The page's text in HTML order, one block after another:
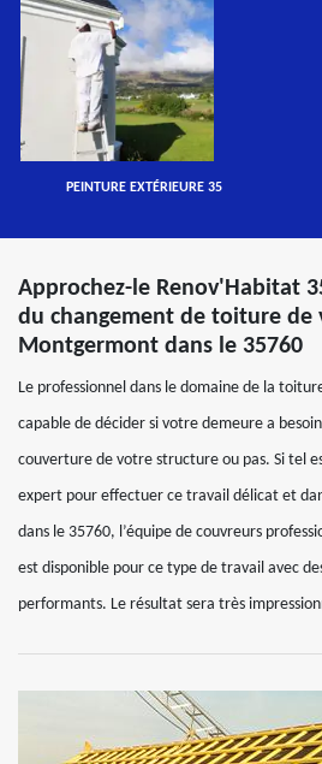
PEINTURE EXTÉRIEURE 35
Approchez-le Renov'Habitat
du changement de toiture de
Montgermont dans le 35760
Le professionnel dans le domaine de la
capable de décider si votre demeure a
couverture de votre structure ou pas. Si tel
expert pour effectuer ce travail délicat et
dans le 35760, l’équipe de couvreurs
est disponible pour ce type de travail avec
performants. Le résultat sera très